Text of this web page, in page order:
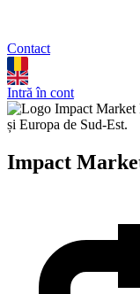
Contact
Intră în cont
Impact